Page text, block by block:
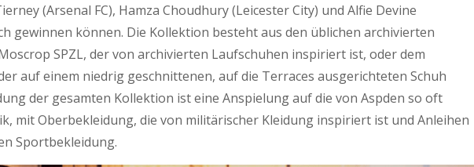
(Arsenal FC), Hamza Choudhury (Leicester City) und Alfie Devine
gewinnen können. Die Kollektion besteht aus den üblichen archivierten
SPZL, der von archivierten Laufschuhen inspiriert ist, oder dem
auf einem niedrig geschnittenen, auf die Terraces ausgerichteten Schuh
der gesamten Kollektion ist eine Anspielung auf die von Aspden so oft
mit Oberbekleidung, die von militärischer Kleidung inspiriert ist und Anleihen
Sportbekleidung.